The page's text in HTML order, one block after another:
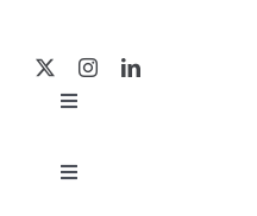
Toggle
Toggle